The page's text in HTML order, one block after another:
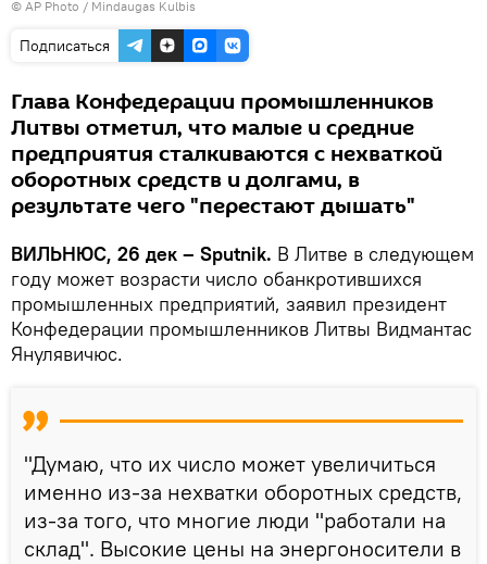
© AP Photo / Mindaugas Kulbis
Подписаться
Глава Конфедерации промышленников
Литвы отметил, что малые и средние
предприятия сталкиваются с нехваткой
оборотных средств и долгами, в
результате чего "перестают дышать"
ВИЛЬНЮС, 26 дек – Sputnik. В Литве в следующем
году может возрасти число обанкротившихся
промышленных предприятий, заявил президент
Конфедерации промышленников Литвы Видмантас
Янулявичюс.
"Думаю, что их число может увеличиться
именно из-за нехватки оборотных средств,
из-за того, что многие люди "работали на
склад". Высокие цены на энергоносители в